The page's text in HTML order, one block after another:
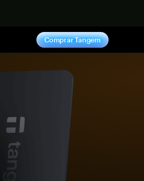
Comprar Tangem